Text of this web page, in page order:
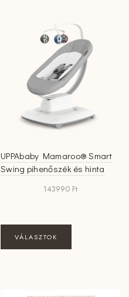
UPPAbaby Mamaroo® Smart
Swing pihenőszék és hinta
143990 Ft
VÁLASZTOK
a